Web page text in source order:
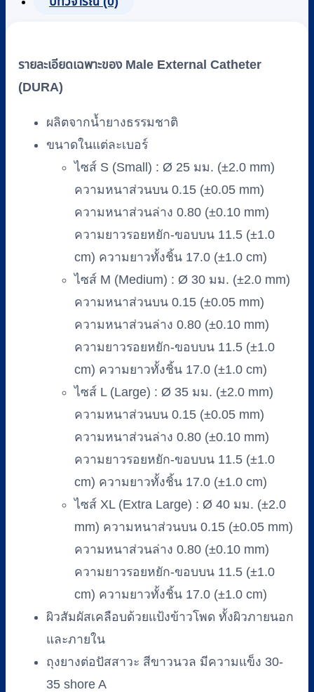
กล่อง)
#S,
ชิ้น
รายละเอียดเฉพาะของ Male External Catheter
(DURA)
ผลิตจากน้ำยางธรรมชาติ
ขนาดในแต่ละเบอร์
ไซส์ S (Small) : Ø 25 มม. (±2.0 mm)
ความหนาส่วนบน 0.15 (±0.05 mm)
ความหนาส่วนล่าง 0.80 (±0.10 mm)
ความยาวรอยหยัก-ขอบบน 11.5 (±1.0
cm) ความยาวทั้งชิ้น 17.0 (±1.0 cm)
ไซส์ M (Medium) : Ø 30 มม. (±2.0 mm)
ความหนาส่วนบน 0.15 (±0.05 mm)
ความหนาส่วนล่าง 0.80 (±0.10 mm)
ความยาวรอยหยัก-ขอบบน 11.5 (±1.0
cm) ความยาวทั้งชิ้น 17.0 (±1.0 cm)
ไซส์ L (Large) : Ø 35 มม. (±2.0 mm)
ความหนาส่วนบน 0.15 (±0.05 mm)
ความหนาส่วนล่าง 0.80 (±0.10 mm)
ความยาวรอยหยัก-ขอบบน 11.5 (±1.0
cm) ความยาวทั้งชิ้น 17.0 (±1.0 cm)
ไซส์ XL (Extra Large) : Ø 40 มม. (±2.0
mm) ความหนาส่วนบน 0.15 (±0.05 mm)
ความหนาส่วนล่าง 0.80 (±0.10 mm)
ความยาวรอยหยัก-ขอบบน 11.5 (±1.0
cm) ความยาวทั้งชิ้น 17.0 (±1.0 cm)
ผิวสัมผัสเคลือบด้วยแป้งข้าวโพด ทั้งผิวภายนอก
และภายใน
ถุงยางต่อปัสสาวะ สีขาวนวล มีความแข็ง 30-
35 shore A